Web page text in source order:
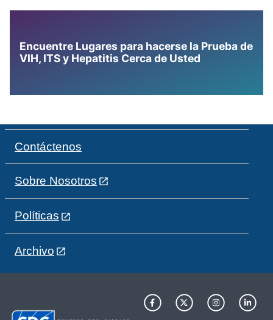
Encuentre Lugares para hacerse la Prueba de
VIH, ITS y Hepatitis Cerca de Usted
Contáctenos
Sobre Nosotros
Políticas
Archivo